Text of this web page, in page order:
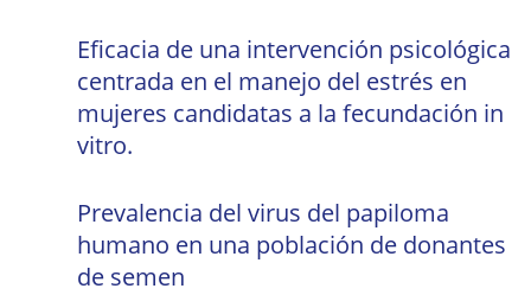
Eficacia de una intervención psicológica
centrada en el manejo del estrés en
mujeres candidatas a la fecundación in
vitro.
Prevalencia del virus del papiloma
humano en una población de donantes
de semen